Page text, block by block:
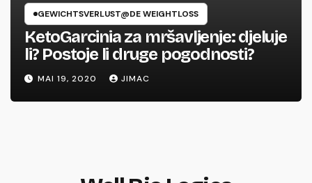
GEWICHTSVERLUST@DE WEIGHTLOSS
KetoGarcinia za mršavljenje: djeluje
li? Postoje li druge pogodnosti?
MAI 19, 2020 JIMAC